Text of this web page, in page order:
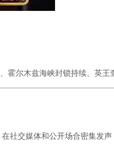
霍尔木兹海峡封锁持续、英
在社交媒体和公开场合密集发